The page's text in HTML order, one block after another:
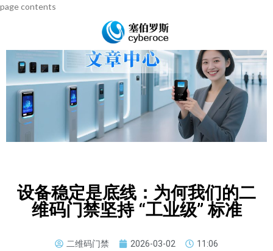
page contents
设备稳定是底线：为何我们的二
维码门禁坚持 “工业级” 标准
二维码门禁 2026-03-02
11:06